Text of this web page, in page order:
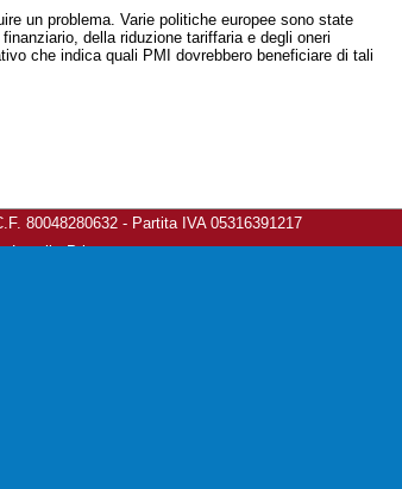
un problema. Varie politiche europee sono state
della riduzione tariffaria e degli oneri
che indica quali PMI dovrebbero beneficiare di tali
80048280632 - Partita IVA 05316391217
Legali-Privacy